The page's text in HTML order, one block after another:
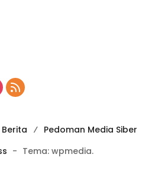
Pedoman Media Siber
- Tema: wpmedia.